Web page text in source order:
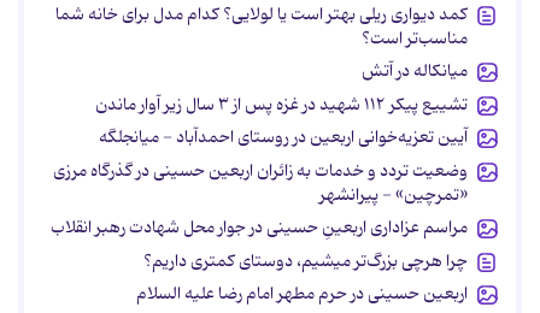
کمد دیواری ریلی بهتر است یا لولایی؟ کدام مدل برای خانه شما
مناسب‌تر است؟
میانکاله در آتش
تشییع پیکر ۱۱۲ شهید در غزه پس از ۳ سال زیر آوار ماندن
آیین تعزیه‌خوانی اربعین در روستای احمدآباد - میانجلگه
وضعیت تردد و خدمات به زائران اربعین حسینی در گذرگاه مرزی
«تمرچین» - پیرانشهر
مراسم عزاداری اربعینِ حسینی در جوار محل شهادت رهبر انقلاب
چرا هرچی بزرگ‌تر میشیم، دوستای کمتری داریم؟
اربعین حسینی در حرم مطهر امام رضا علیه السلام